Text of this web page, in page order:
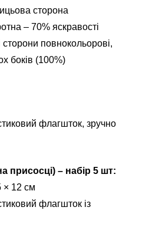
сторона
– 70% яскравості
сторони повнокольорові,
боків (100%)
флагшток, зручно
присосці) – набір 5 шт:
× 12 см
флагшток із